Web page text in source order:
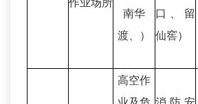
南华
渡、）
口、留
仙窖）
高空作